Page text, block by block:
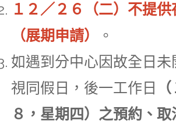
１２／２６（二）不提
（展期申請）
。
如遇到分中心因故全日未
視同假日，後一工作日
８，星期四）之預約、取